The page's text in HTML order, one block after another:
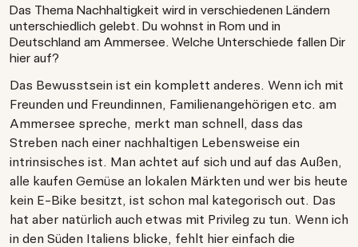
Das Thema Nachhaltigkeit wird in verschiedenen Ländern
unterschiedlich gelebt. Du wohnst in Rom und in
Deutschland am Ammersee. Welche Unterschiede fallen Dir
hier auf?
Das Bewusstsein ist ein komplett anderes. Wenn ich mit
Freunden und Freundinnen, Familienangehörigen etc. am
Ammersee spreche, merkt man schnell, dass das
Streben nach einer nachhaltigen Lebensweise ein
intrinsisches ist. Man achtet auf sich und auf das Außen,
alle kaufen Gemüse an lokalen Märkten und wer bis heute
kein E-Bike besitzt, ist schon mal kategorisch out. Das
hat aber natürlich auch etwas mit Privileg zu tun. Wenn ich
in den Süden Italiens blicke, fehlt hier einfach die